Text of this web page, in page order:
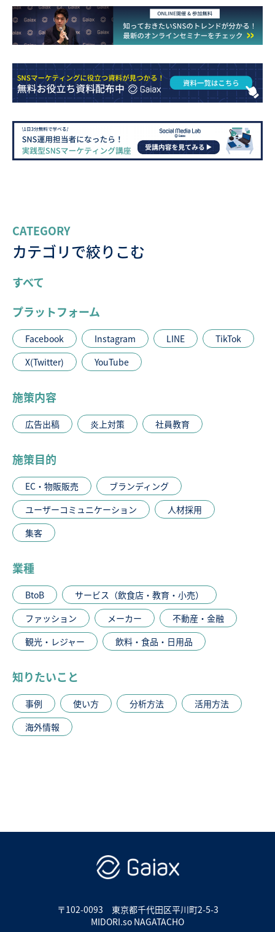
CATEGORY
カテゴリで絞りこむ
すべて
プラットフォーム
Facebook Instagram LINE
TikTok
X(Twitter)
YouTube
施策内容
広告出稿 炎上対策 社員教育
施策目的
EC・物販販売
ブランディング
ユーザーコミュニケーション
人材採用
集客
業種
BtoB
サービス（飲食店・教育・小売）
ファッション
メーカー
不動産・金融
観光・レジャー
飲料・食品・日用品
知りたいこと
事例 使い方 分析方法
活用方法
海外情報
〒102-0093 東京都千代田区平川町2-5-3
MIDORI.so NAGATACHO